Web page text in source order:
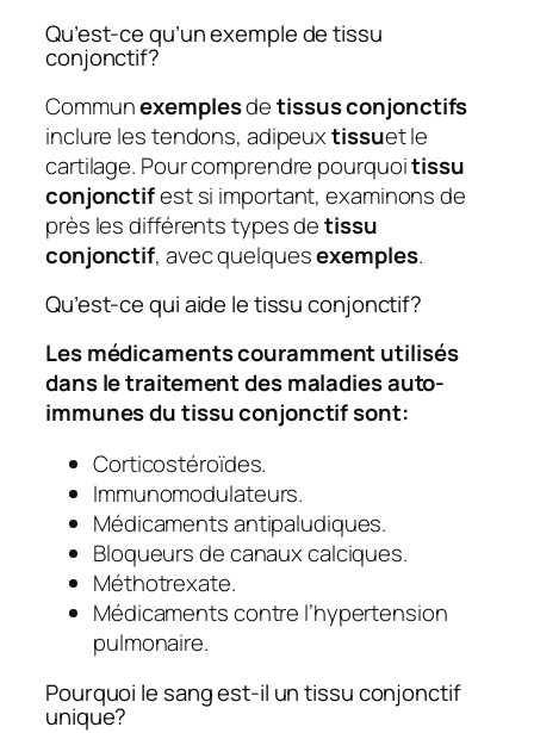
Qu’est-ce qu’un exemple de tissu
conjonctif?
Communexemplesdetissus conjonctifs
inclure les tendons, adipeuxtissuet le
cartilage. Pour comprendre pourquoitissu
conjonctifest si important, examinons de
près les différents types detissu
conjonctif, avec quelquesexemples.
Qu’est-ce qui aide le tissu conjonctif?
Les médicaments couramment utilisés
dans le traitement des maladies auto-
immunes du tissu conjonctif sont:
Corticostéroïdes.
Immunomodulateurs.
Médicaments antipaludiques.
Bloqueurs de canaux calciques.
Méthotrexate.
Médicaments contre l’hypertension
pulmonaire.
Pourquoi le sang est-il un tissu conjonctif
unique?